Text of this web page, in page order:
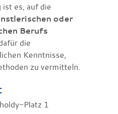
es, auf die
oder
Berufs
die
Kenntnisse,
zu vermitteln.
Platz 1